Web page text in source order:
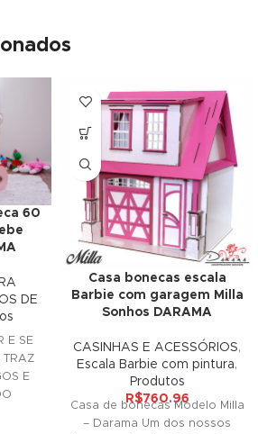
60
DE
E SE
TRAZ
E
Casa bonecas escala
Barbie com garagem Milla
Sonhos DARAMA
CASINHAS E ACESSÓRIOS,
Escala Barbie com pintura,
Produtos
R$760.96
Casa de bonecas Modelo Milla
– Darama Um dos nossos